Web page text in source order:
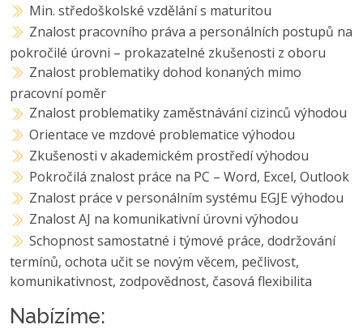
Min. středoškolské vzdělání s maturitou
Znalost pracovního práva a personálních postupů na
pokročilé úrovni – prokazatelné zkušenosti z oboru
Znalost problematiky dohod konaných mimo
pracovní poměr
Znalost problematiky zaměstnávání cizinců výhodou
Orientace ve mzdové problematice výhodou
Zkušenosti v akademickém prostředí výhodou
Pokročilá znalost práce na PC – Word, Excel, Outlook
Znalost práce v personálním systému EGJE výhodou
Znalost AJ na komunikativní úrovni výhodou
Schopnost samostatné i týmové práce, dodržování
termínů, ochota učit se novým věcem, pečlivost,
komunikativnost, zodpovědnost, časová flexibilita
Nabízíme: